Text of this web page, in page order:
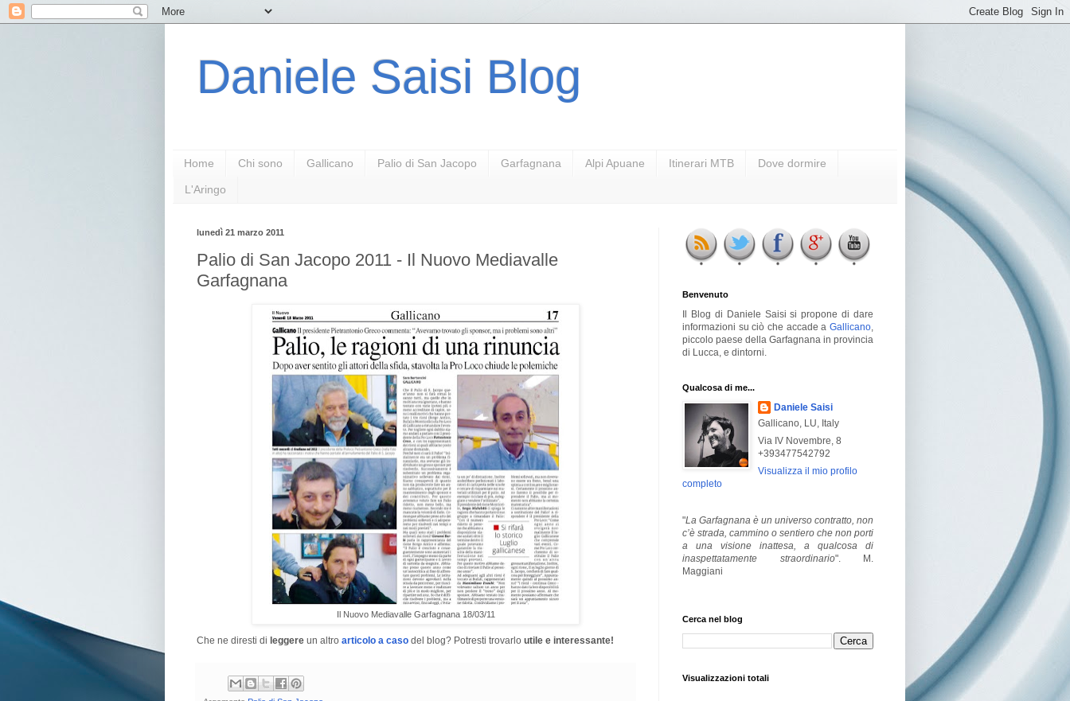
Daniele Saisi Blog
Home Chi sono Gallicano Palio di San Jacopo Garfagnana Alpi Apuane Itinerari MTB Dove dormire
L'Aringo
lunedì 21 marzo 2011
Palio di San Jacopo 2011 - Il Nuovo Mediavalle
Garfagnana
Il Nuovo Mediavalle Garfagnana 18/03/11
Che ne diresti di leggere un altro articolo a caso del blog? Potresti trovarlo utile e interessante!
Benvenuto
Il Blog di Daniele Saisi si propone di dare
informazioni su ciò che accade a Gallicano
piccolo paese della Garfagnana in provincia
di Lucca, e dintorni.
Qualcosa di me...
Daniele Saisi
Gallicano, LU, Italy
Via IV Novembre, 8
+393477542792
Visualizza il mio profilo
completo
"La Garfagnana è un universo contratto, non
c’è strada, cammino o sentiero che non porti
a una visione inattesa, a qualcosa di
inaspettatamente straordinario". M.
Maggiani
Cerca nel blog
Visualizzazioni totali